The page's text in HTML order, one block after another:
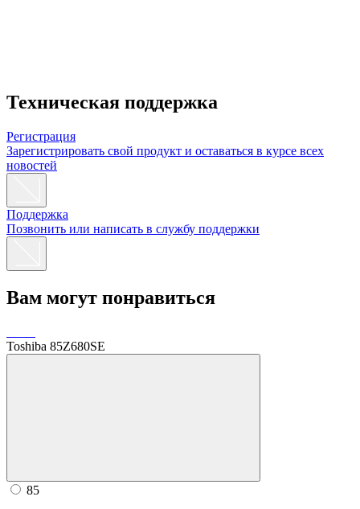
Техническая поддержка
Регистрация
Зарегистрировать свой продукт и оставаться в курсе всех
новостей
Поддержка
Позвонить или написать в службу поддержки
Вам могут понравиться
Toshiba 85Z680SE
85